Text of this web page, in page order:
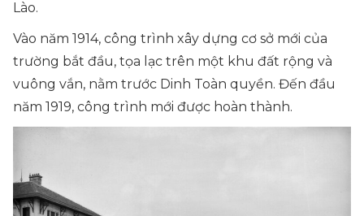
Lào.
Vào năm 1914, công trình xây dựng cơ sở mới của
trường bắt đầu, tọa lạc trên một khu đất rộng và
vuông vắn, nằm trước Dinh Toàn quyền. Đến đầu
năm 1919, công trình mới được hoàn thành.